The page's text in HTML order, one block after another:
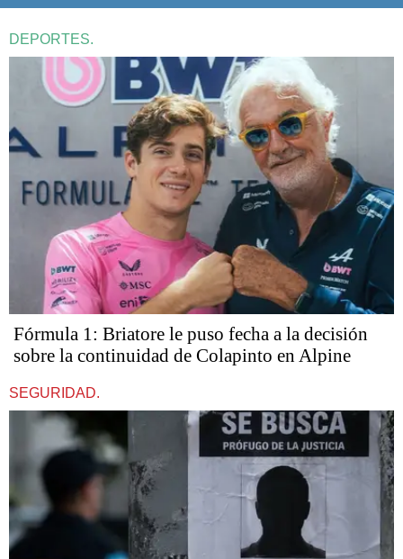
DEPORTES.
Fórmula 1: Briatore le puso fecha a la decisión
sobre la continuidad de Colapinto en Alpine
SEGURIDAD.